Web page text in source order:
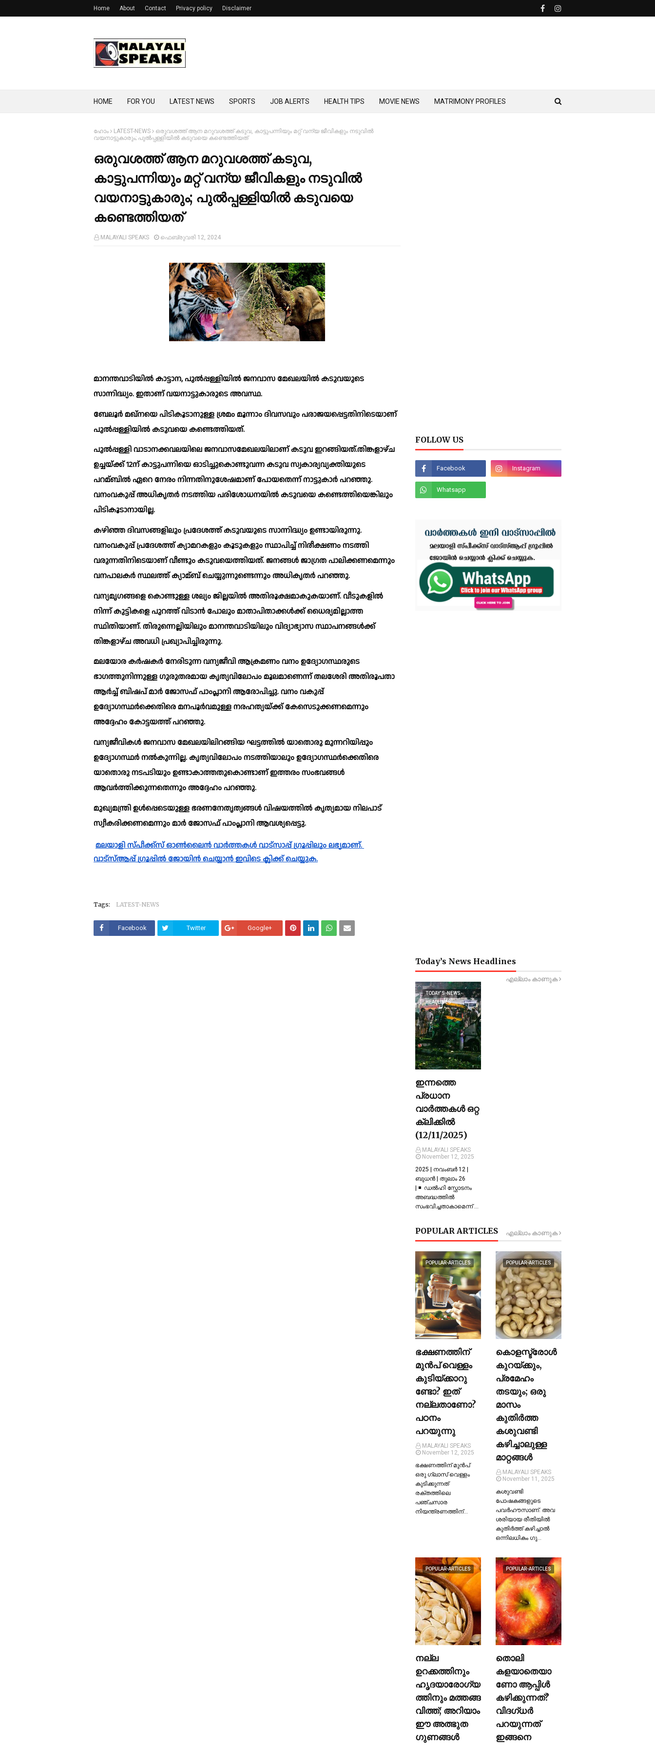
Home About Contact Privacy policy Disclaimer
HOME FOR YOU LATEST NEWS SPORTS JOB ALERTS HEALTH TIPS MOVIE NEWS MATRIMONY PROFILES
ഹോം LATEST-NEWS
ഒരുവശത്ത് ആന മറുവശത്ത് കടുവ, കാട്ടുപന്നിയും മറ്റ് വന്യ ജീവികളും നടുവില്‍
വയനാട്ടുകാരും; പുല്‍പ്പള്ളിയില്‍ കടുവയെ കണ്ടെത്തിയത്
ഒരുവശത്ത് ആന മറുവശത്ത് കടുവ,
കാട്ടുപന്നിയും മറ്റ് വന്യ ജീവികളും നടുവില്‍
വയനാട്ടുകാരും; പുല്‍പ്പള്ളിയില്‍ കടുവയെ
കണ്ടെത്തിയത്
MALAYALI SPEAKS ഫെബ്രുവരി 12, 2024
മാനന്തവാടിയില്‍ കാട്ടാന, പുല്‍പ്പള്ളിയില്‍ ജനവാസ മേഖലയില്‍ കടുവയുടെ
സാന്നിദ്ധ്യം. ഇതാണ് വയനാട്ടുകാരുടെ അവസ്ഥ.
ബേലൂര്‍ മഖ്‌നയെ പിടികൂടാനുള്ള ശ്രമം മൂന്നാം ദിവസവും പരാജയപ്പെട്ടതിനിടെയാണ്
പുല്‍പ്പള്ളിയില്‍ കടുവയെ കണ്ടെത്തിയത്.
പുല്‍പ്പള്ളി വാടാനക്കവലയിലെ ജനവാസമേഖലയിലാണ് കടുവ ഇറങ്ങിയത്.തിങ്കളാഴ്ച
ഉച്ചയ്ക്ക് 12ന് കാട്ടുപന്നിയെ ഓടിച്ചുകൊണ്ടുവന്ന കടുവ സ്വകാര്യവ്യക്തിയുടെ
പറമ്ബില്‍ ഏറെ നേരം നിന്നതിനുശേഷമാണ് പോയതെന്ന് നാട്ടുകാര്‍ പറഞ്ഞു.
വനംവകുപ്പ് അധികൃതര്‍ നടത്തിയ പരിശോധനയില്‍ കടുവയെ കണ്ടെത്തിയെങ്കിലും
പിടികൂടാനായില്ല.
കഴിഞ്ഞ ദിവസങ്ങളിലും പ്രദേശത്ത് കടുവയുടെ സാന്നിദ്ധ്യം ഉണ്ടായിരുന്നു.
വനംവകുപ്പ് പ്രദേശത്ത് ക്യാമറകളും കൂടുകളും സ്ഥാപിച്ച്‌ നിരീക്ഷണം നടത്തി
വരുന്നതിനിടെയാണ് വീണ്ടും കടുവയെത്തിയത്. ജനങ്ങള്‍ ജാഗ്രത പാലിക്കണമെന്നും
വനപാലകര്‍ സ്ഥലത്ത് ക്യാമ്ബ് ചെയ്യുന്നുണ്ടെന്നും അധികൃതര്‍ പറഞ്ഞു.
വന്യമൃഗങ്ങളെ കൊണ്ടുള്ള ശല്യം ജില്ലയില്‍ അതിരൂക്ഷമാകുകയാണ്. വീടുകളില്‍
നിന്ന് കുട്ടികളെ പുറത്ത് വിടാന്‍ പോലും മാതാപിതാക്കള്‍ക്ക് ധൈര്യമില്ലാത്ത
സ്ഥിതിയാണ്. തിരുന്നെല്ലിയിലും മാനന്തവാടിയിലും വിദ്യാഭ്യാസ സ്ഥാപനങ്ങള്‍ക്ക്
തിങ്കളാഴ്ച അവധി പ്രഖ്യാപിച്ചിരുന്നു.
മലയോര കര്‍ഷകര്‍ നേരിടുന്ന വന്യജീവി ആക്രമണം വനം ഉദ്യോഗസ്ഥരുടെ
ഭാഗത്തുനിന്നുള്ള ഗുരുതരമായ കൃത്യവിലോപം മൂലമാണെന്ന് തലശേരി അതിരൂപതാ
ആര്‍ച്ച്‌ ബിഷപ് മാര്‍ ജോസഫ് പാംപ്ലാനി ആരോപിച്ചു. വനം വകുപ്പ്
ഉദ്യോഗസ്ഥര്‍ക്കെതിരെ മനപൂര്‍വമുള്ള നരഹത്യയ്ക്ക് കേസെടുക്കണമെന്നും
അദ്ദേഹം കോട്ടയത്ത് പറഞ്ഞു.
വന്യജീവികള്‍ ജനവാസ മേഖലയിലിറങ്ങിയ ഘട്ടത്തില്‍ യാതൊരു മുന്നറിയിപ്പും
ഉദ്യോഗസ്ഥര്‍ നല്‍കുന്നില്ല. കൃത്യവിലോപം നടത്തിയാലും ഉദ്യോഗസ്ഥര്‍ക്കെതിരെ
യാതൊരു നടപടിയും ഉണ്ടാകാത്തതുകൊണ്ടാണ് ഇത്തരം സംഭവങ്ങള്‍
ആവര്‍ത്തിക്കുന്നതെന്നും അദ്ദേഹം പറഞ്ഞു.
മുഖ്യമന്ത്രി ഉള്‍പ്പെടെയുള്ള ഭരണനേതൃത്വങ്ങള്‍ വിഷയത്തില്‍ കൃത്യമായ നിലപാട്
സ്വീകരിക്കണമെന്നും മാര്‍ ജോസഫ് പാംപ്ലാനി ആവശ്യപ്പെട്ടു.
മലയാളി സ്പീക്ക്സ്‌ ഓൺലൈൻ വാർത്തകൾ വാട്സാപ്പ് ഗ്രൂപ്പിലും ലഭ്യമാണ്.
വാട്സ്ആപ്പ് ഗ്രൂപ്പിൽ ജോയിൻ ചെയ്യാൻ ഇവിടെ ക്ലിക്ക് ചെയ്യുക.
Tags: LATEST-NEWS
Facebook Twitter Google+
FOLLOW US
Today’s News Headlines
എല്ലാം കാണുക
TODAY’S-NEWS-
HEADLINES
ഇന്നത്തെ
പ്രധാന
വാർത്തകൾ ഒറ്റ
ക്ലിക്കിൽ
(12/11/2025)
MALAYALI SPEAKS
November 12, 2025
2025 | നവംബർ 12 |
ബുധൻ | തുലാം 26
| ◾ ഡല്‍ഹി സ്ഫോടനം
അബദ്ധത്തില്‍
സംഭവിച്ചതാകാമെന്ന് …
POPULAR ARTICLES എല്ലാം കാണുക
POPULAR-ARTICLES
ഭക്ഷണത്തിന്
മുന്‍പ് വെള്ളം
കുടിയ്ക്കാറു
ണ്ടോ? ഇത്
നല്ലതാണോ?
പഠനം
പറയുന്നു
MALAYALI SPEAKS
November 12, 2025
ഭക്ഷണത്തിന് മുന്‍പ്
ഒരു ഗ്ലാസ് വെള്ളം
കുടിക്കുന്നത്
രക്തത്തിലെ
പഞ്ചസാര
നിയന്ത്രണത്തിന്…
POPULAR-ARTICLES
കൊളസ്ട്രോള്‍
കുറയ്ക്കും,
പ്രമേഹം
തടയും; ഒരു
മാസം
കുതിര്‍ത്ത
കശുവണ്ടി
കഴിച്ചാലുള്ള
മാറ്റങ്ങള്‍
MALAYALI SPEAKS
November 11, 2025
കശുവണ്ടി
പോഷകങ്ങളുടെ
പവർഹൗസാണ്. അവ
ശരിയായ രീതിയില്‍
കുതിർത്ത് കഴിച്ചാല്‍
ഒന്നിലധികം ഗു…
POPULAR-ARTICLES
നല്ല
ഉറക്കത്തിനും
ഹൃദയാരോഗ്യ
ത്തിനും മത്തങ്ങ
വിത്ത്; അറിയാം
ഈ അത്ഭുത
ഗുണങ്ങള്‍
POPULAR-ARTICLES
തൊലി
കളയാതെയാ
ണോ ആപ്പിള്‍
കഴിക്കുന്നത്?
വിദഗ്ധര്‍
പറയുന്നത്
ഇങ്ങനെ